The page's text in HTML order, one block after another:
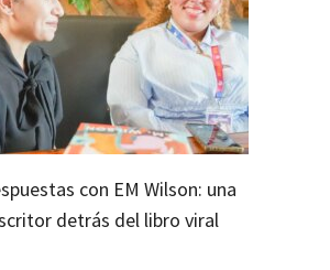
con EM Wilson: una
detrás del libro viral